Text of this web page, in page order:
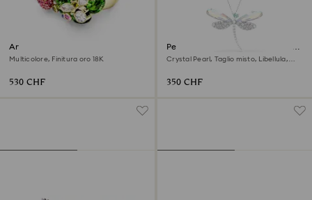
Anello con motivo Idyllia
Multicolore, Finitura oro 18K
530 CHF
Pendente e spilla Ariana Grande
x Swarovski
Crystal Pearl, Taglio misto, Libellula,
350 CHF